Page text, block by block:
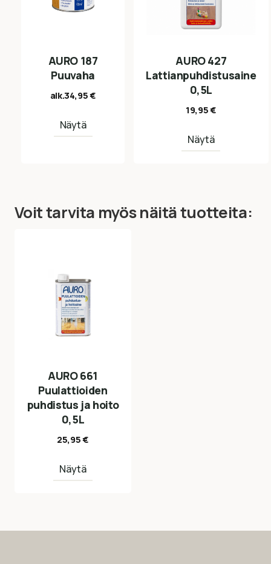
AURO 187
Puuvaha
alk.34,95€
Näytä
AURO 427
Lattianpuhdistusaine
0,5L
19,95€
Näytä
Voit tarvita myös näitä tuotteita:
AURO 661
Puulattioiden
puhdistus ja hoito
0,5L
25,95€
Näytä